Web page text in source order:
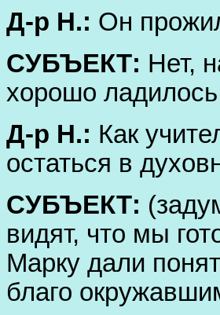
Д-р Н.: Он
СУБЪЕКТ: Нет,
хорошо
Д-р Н.: Как
остаться в
СУБЪЕКТ:
видят, что мы
Марку дали
благо